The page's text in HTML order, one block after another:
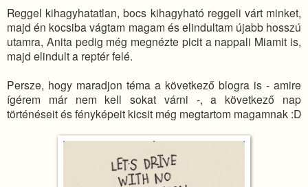
Reggel kihagyhatatlan, bocs kihagyható reggeli várt minket,
majd én kocsiba vágtam magam és elindultam újabb hosszú
utamra, Anita pedig még megnézte picit a nappali Miamit is,
majd elindult a reptér felé.
Persze, hogy maradjon téma a következő blogra is - amire
ígérem már nem kell sokat várni -, a következő nap
történéseit és fényképeit kicsit még megtartom magamnak :D